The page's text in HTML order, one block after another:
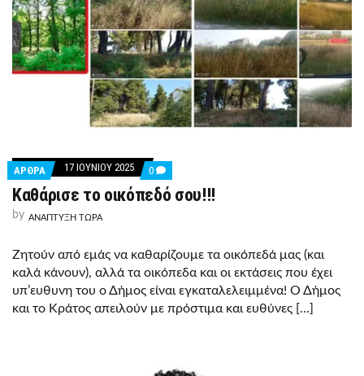
ΑΡΘΡΑ 17 ΙΟΥΝΊΟΥ 2025 0 COMMENTS
ON
ΚΑΘΆΡΙΣΕ
Καθάρισε το οικόπεδό σου!!!
by ΑΝΑΠΤΥΞΗ ΤΩΡΑ
Ζητούν από εμάς να καθαρίζουμε τα οικόπεδά μας (και
καλά κάνουν), αλλά τα οικόπεδα και οι εκτάσεις που έχει
υπ’ευθυνη του ο Δήμος είναι εγκαταλελειμμένα! Ο Δήμος
και το Κράτος απειλούν με πρόστιμα και ευθύνες […]